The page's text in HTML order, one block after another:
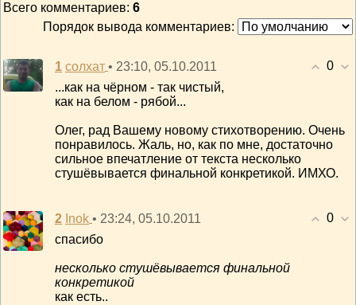
Всего комментариев: 6
Порядок вывода комментариев:
0
1 солхат • 23:10, 05.10.2011
...как на чёрном - так чистый,
как на белом - рябой...
Олег, рад Вашему новому стихотворению. Очень
понравилось. Жаль, но, как по мне, достаточно
сильное впечатление от текста несколько
стушёвывается финальной конкретикой. ИМХО.
0
2 Inok • 23:24, 05.10.2011
спасибо
несколько стушёвывается финальной
конкретикой
как есть..